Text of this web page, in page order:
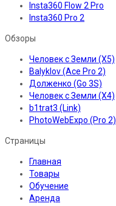
Insta360 Flow 2 Pro
Insta360 Pro 2
Обзоры
Человек с Земли (X5)
Balyklov (Ace Pro 2)
Долженко (Go 3S)
Человек с Земли (X4)
b1trat3 (Link)
PhotoWebExpo (Pro 2)
Страницы
Главная
Товары
Обучение
Аренда